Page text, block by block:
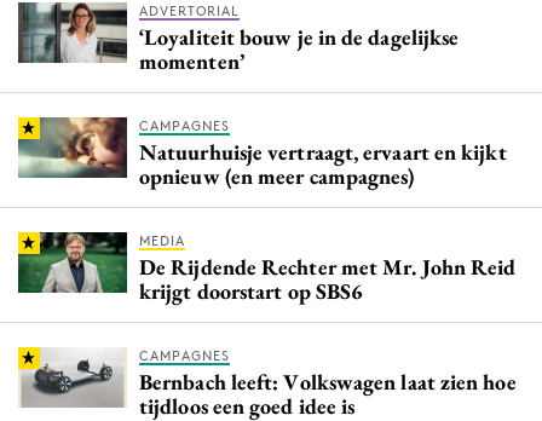
ADVERTORIAL
‘Loyaliteit bouw je in de dagelijkse
momenten’
CAMPAGNES
Natuurhuisje vertraagt, ervaart en kijkt
opnieuw (en meer campagnes)
MEDIA
De Rijdende Rechter met Mr. John Reid
krijgt doorstart op SBS6
CAMPAGNES
Bernbach leeft: Volkswagen laat zien hoe
tijdloos een goed idee is